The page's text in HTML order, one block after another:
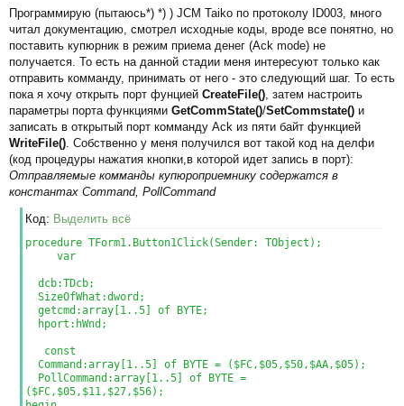
о
о
б
щ
е
н
и
е
Программирую (пытаюсь*) *) ) JCM Taiko по протоколу ID003, много
читал документацию, смотрел исходные коды, вроде все понятно, но
поставить купюрник в режим приема денег (Ack mode) не
получается. То есть на данной стадии меня интересуют только как
отправить комманду, принимать от него - это следующий шаг. То есть
пока я хочу открыть порт фунцией CreateFile() , затем настроить
параметры порта функциями GetCommState()/SetCommstate() и
записать в открытый порт комманду Ack из пяти байт функцией
WriteFile() . Собственно у меня получился вот такой код на делфи
(код процедуры нажатия кнопки,в которой идет запись в порт):
Отправляемые комманды купюроприемнику содержатся в
константах Command, PollCommand
Код: Выделить всё
procedure TForm1.Button1Click(Sender: TObject);
var
dcb:TDcb;
SizeOfWhat:dword;
getcmd:array[1..5] of BYTE;
hport:hWnd;
const
Command:array[1..5] of BYTE = ($FC,$05,$50,$AA,$05);
PollCommand:array[1..5] of BYTE =
($FC,$05,$11,$27,$56);